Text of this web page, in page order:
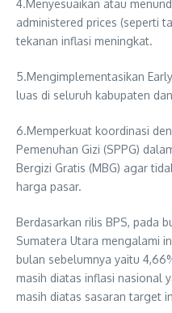
4.Menyesuaikan atau
administered prices (seperti
tekanan inflasi meningkat.
5.Mengimplementasikan
luas di seluruh kabupaten
6.Memperkuat koordinasi
Pemenuhan Gizi (SPPG)
Bergizi Gratis (MBG) agar
harga pasar.
Berdasarkan rilis BPS, pada
Sumatera Utara mengalami
bulan sebelumnya yaitu
masih diatas inflasi nasional
masih diatas sasaran target